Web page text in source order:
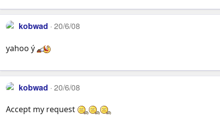
kobwad 20/6/08
yahoo ý
kobwad 20/6/08
Accept my request